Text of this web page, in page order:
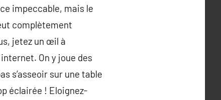
impeccable, mais le
complètement
jetez un œil à
On y joue des
s’asseoir sur une table
éclairée ! Eloignez-